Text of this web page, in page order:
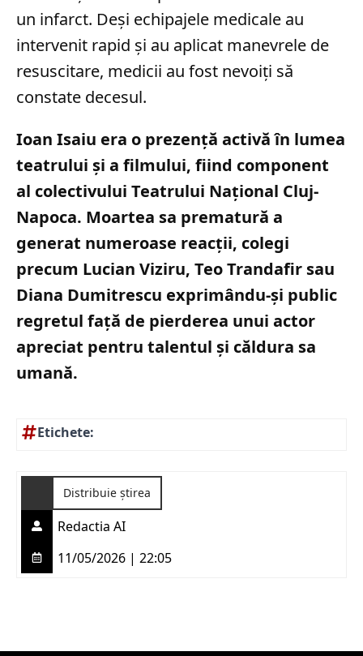
un infarct. Deși echipajele medicale au
intervenit rapid și au aplicat manevrele de
resuscitare, medicii au fost nevoiți să
constate decesul.
Ioan Isaiu era o prezență activă în lumea
teatrului și a filmului, fiind component
al colectivului Teatrului Național Cluj-
Napoca. Moartea sa prematură a
generat numeroase reacții, colegi
precum Lucian Viziru, Teo Trandafir sau
Diana Dumitrescu exprimându-și public
regretul față de pierderea unui actor
apreciat pentru talentul și căldura sa
umană.
Etichete:
Distribuie știrea
Redactia AI
11/05/2026 | 22:05